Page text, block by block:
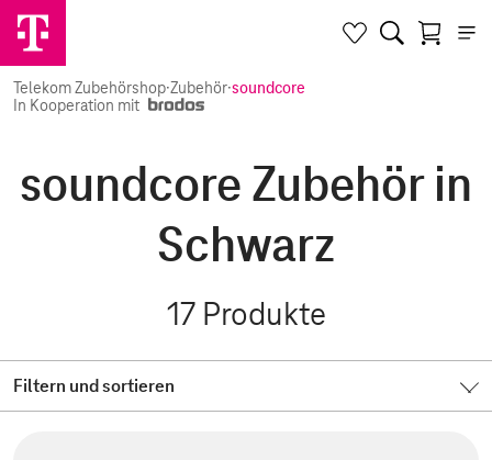
Telekom Zubehörshop·Zubehör·soundcore
In Kooperation mit
soundcore Zubehör in
Schwarz
17 Produkte
Filtern und sortieren